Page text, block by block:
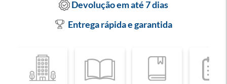
Devolução em até 7 dias
Entrega rápida e garantida